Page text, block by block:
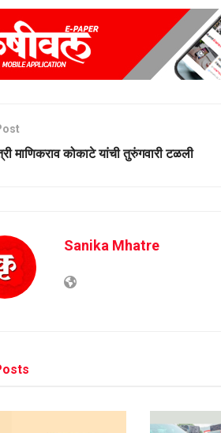
माणिकराव कोकाटे यांची तुरुंगवारी टळली
Sanika Mhatre